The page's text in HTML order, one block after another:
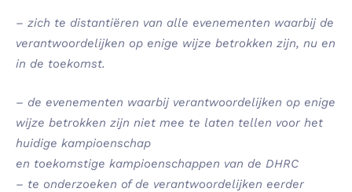
– zich te distantiëren van alle evenementen waarbij de
verantwoordelijken op enige wijze betrokken zijn, nu en
in de toekomst.
– de evenementen waarbij verantwoordelijken op enige
wijze betrokken zijn niet mee te laten tellen voor het
huidige kampioenschap
en toekomstige kampioenschappen van de DHRC
– te onderzoeken of de verantwoordelijken eerder